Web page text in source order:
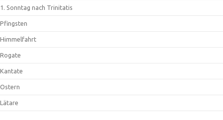
1. Sonntag nach Trinitatis
Pfingsten
Himmelfahrt
Rogate
Kantate
Ostern
Lätare